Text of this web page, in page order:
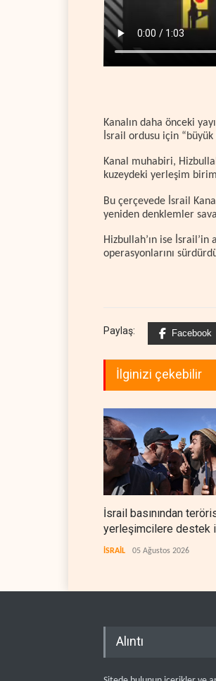
Kanalın daha önceki
İsrail ordusu için
Kanal muhabiri,
kuzeydeki yerleşim
Bu çerçevede İsrail
yeniden denklemler
Hizbullah’ın ise İsrail’in
operasyonlarını
Paylaş: Facebook
İlginizi çekebilir
İsrail basınından
yerleşimcilere destek
İSRAİL 05 Ağustos 2026
Alıntı